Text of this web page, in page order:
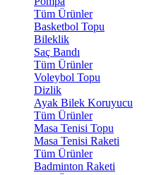
Tüm Ürünler
Basketbol Topu
Bileklik
Saç Bandı
Tüm Ürünler
Voleybol Topu
Dizlik
Ayak Bilek Koruyucu
Tüm Ürünler
Masa Tenisi Topu
Masa Tenisi Raketi
Tüm Ürünler
Badminton Raketi